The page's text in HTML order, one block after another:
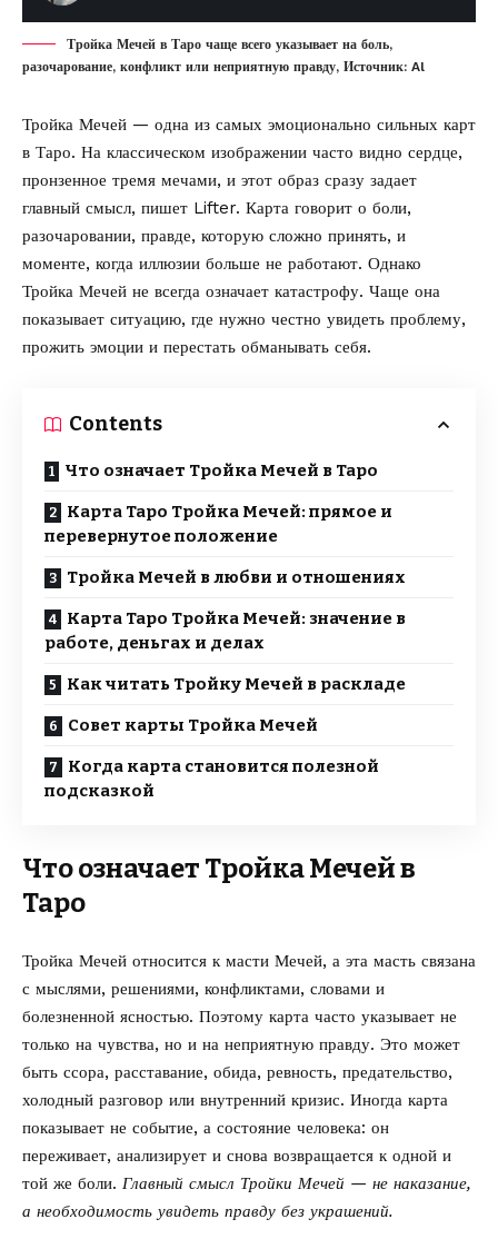
Тройка Мечей в Таро чаще всего указывает на боль,
разочарование, конфликт или неприятную правду, Источник: Al
Тройка Мечей — одна из самых эмоционально сильных карт
в Таро. На классическом изображении часто видно сердце,
пронзенное тремя мечами, и этот образ сразу задает
главный смысл, пишет Lifter. Карта говорит о боли,
разочаровании, правде, которую сложно принять, и
моменте, когда иллюзии больше не работают. Однако
Тройка Мечей не всегда означает катастрофу. Чаще она
показывает ситуацию, где нужно честно увидеть проблему,
прожить эмоции и перестать обманывать себя.
Contents
Что означает Тройка Мечей в Таро
Карта Таро Тройка Мечей: прямое и
перевернутое положение
Тройка Мечей в любви и отношениях
Карта Таро Тройка Мечей: значение в
работе, деньгах и делах
Как читать Тройку Мечей в раскладе
Совет карты Тройка Мечей
Когда карта становится полезной
подсказкой
Что означает Тройка Мечей в
Таро
Тройка Мечей относится к масти Мечей, а эта масть связана
с мыслями, решениями, конфликтами, словами и
болезненной ясностью. Поэтому карта часто указывает не
только на чувства, но и на неприятную правду. Это может
быть ссора, расставание, обида, ревность, предательство,
холодный разговор или внутренний кризис. Иногда карта
показывает не событие, а состояние человека: он
переживает, анализирует и снова возвращается к одной и
той же боли. Главный смысл Тройки Мечей — не наказание,
а необходимость увидеть правду без украшений.